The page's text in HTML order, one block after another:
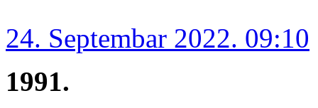
24. Septembar 2022. 09:10
1991.